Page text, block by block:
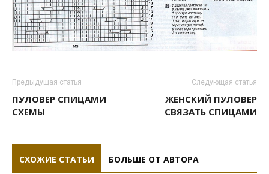
Предыдущая статья
ПУЛОВЕР СПИЦАМИ
СХЕМЫ
Следующая статья
ЖЕНСКИЙ ПУЛОВЕР
СВЯЗАТЬ СПИЦАМИ
СХОЖИЕ СТАТЬИ БОЛЬШЕ ОТ АВТОРА